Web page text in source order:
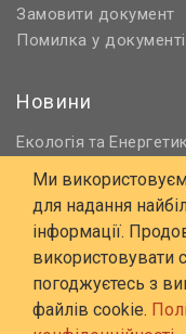
Замовити документ
Помилка у документі
Новини
Екологія та
Нормативне
Будівництво та
Охорона праці та ПБ
© 2006 - 2026 Всі права
E-mail:
Ми
для надання
інформації.
використовувати
погоджуєтесь з
файлів cookie.